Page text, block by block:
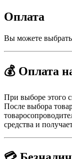
Оплата
Вы можете
💰 Оплата
При выборе этого
После выбора
средства и